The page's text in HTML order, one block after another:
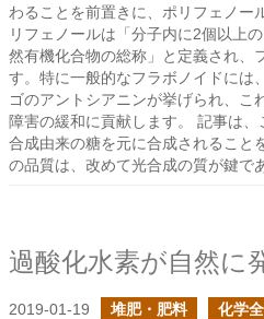
わることを前置きに、ポリフェノー
リフェノールは「分子内に2個以上
然有機化合物の総称」と定義され、
す。特に一般的なフラボノイドには
ゴのアントシアニンが挙げられ、こ
障害の緩和に貢献します。 記事は
合成由来の糖を元に合成されること
の品質は、改めて光合成の質が鍵で
2019-01-19 堆肥・肥料 化学